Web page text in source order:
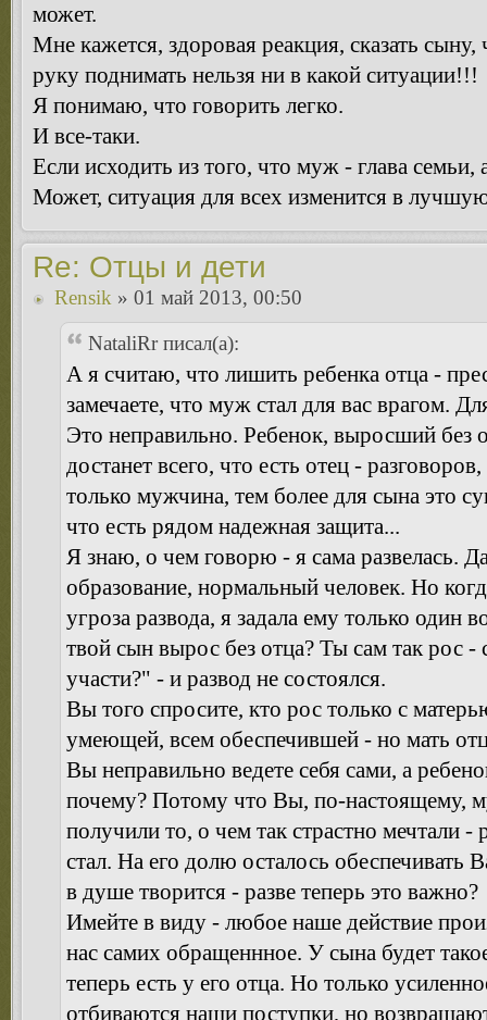
может.
Мне кажется, здоровая реакция, сказать
руку поднимать нельзя ни в какой ситуации!!!
Я понимаю, что говорить легко.
И все-таки.
Если исходить из того, что муж - глава семьи,
Может, ситуация для всех изменится в
Re: Отцы и дети
Rensik » 01 май 2013, 00:50
NataliRr писал(а):
А я считаю, что лишить ребенка отца -
замечаете, что муж стал для вас врагом.
Это неправильно. Ребенок, выросший без
достанет всего, что есть отец -
только мужчина, тем более для сына это
что есть рядом надежная защита...
Я знаю, о чем говорю - я сама развелась.
образование, нормальный человек. Но
угроза развода, я задала ему только
твой сын вырос без отца? Ты сам так рос
участи?" - и развод не состоялся.
Вы того спросите, кто рос только с
умеющей, всем обеспечившей - но мать
Вы неправильно ведете себя сами, а
почему? Потому что Вы, по-настоящему,
получили то, о чем так страстно мечтали -
стал. На его долю осталось обеспечивать
в душе творится - разве теперь это важно?
Имейте в виду - любое наше действие
нас самих обращеннное. У сына будет
теперь есть у его отца. Но только
отбиваются наши поступки, но